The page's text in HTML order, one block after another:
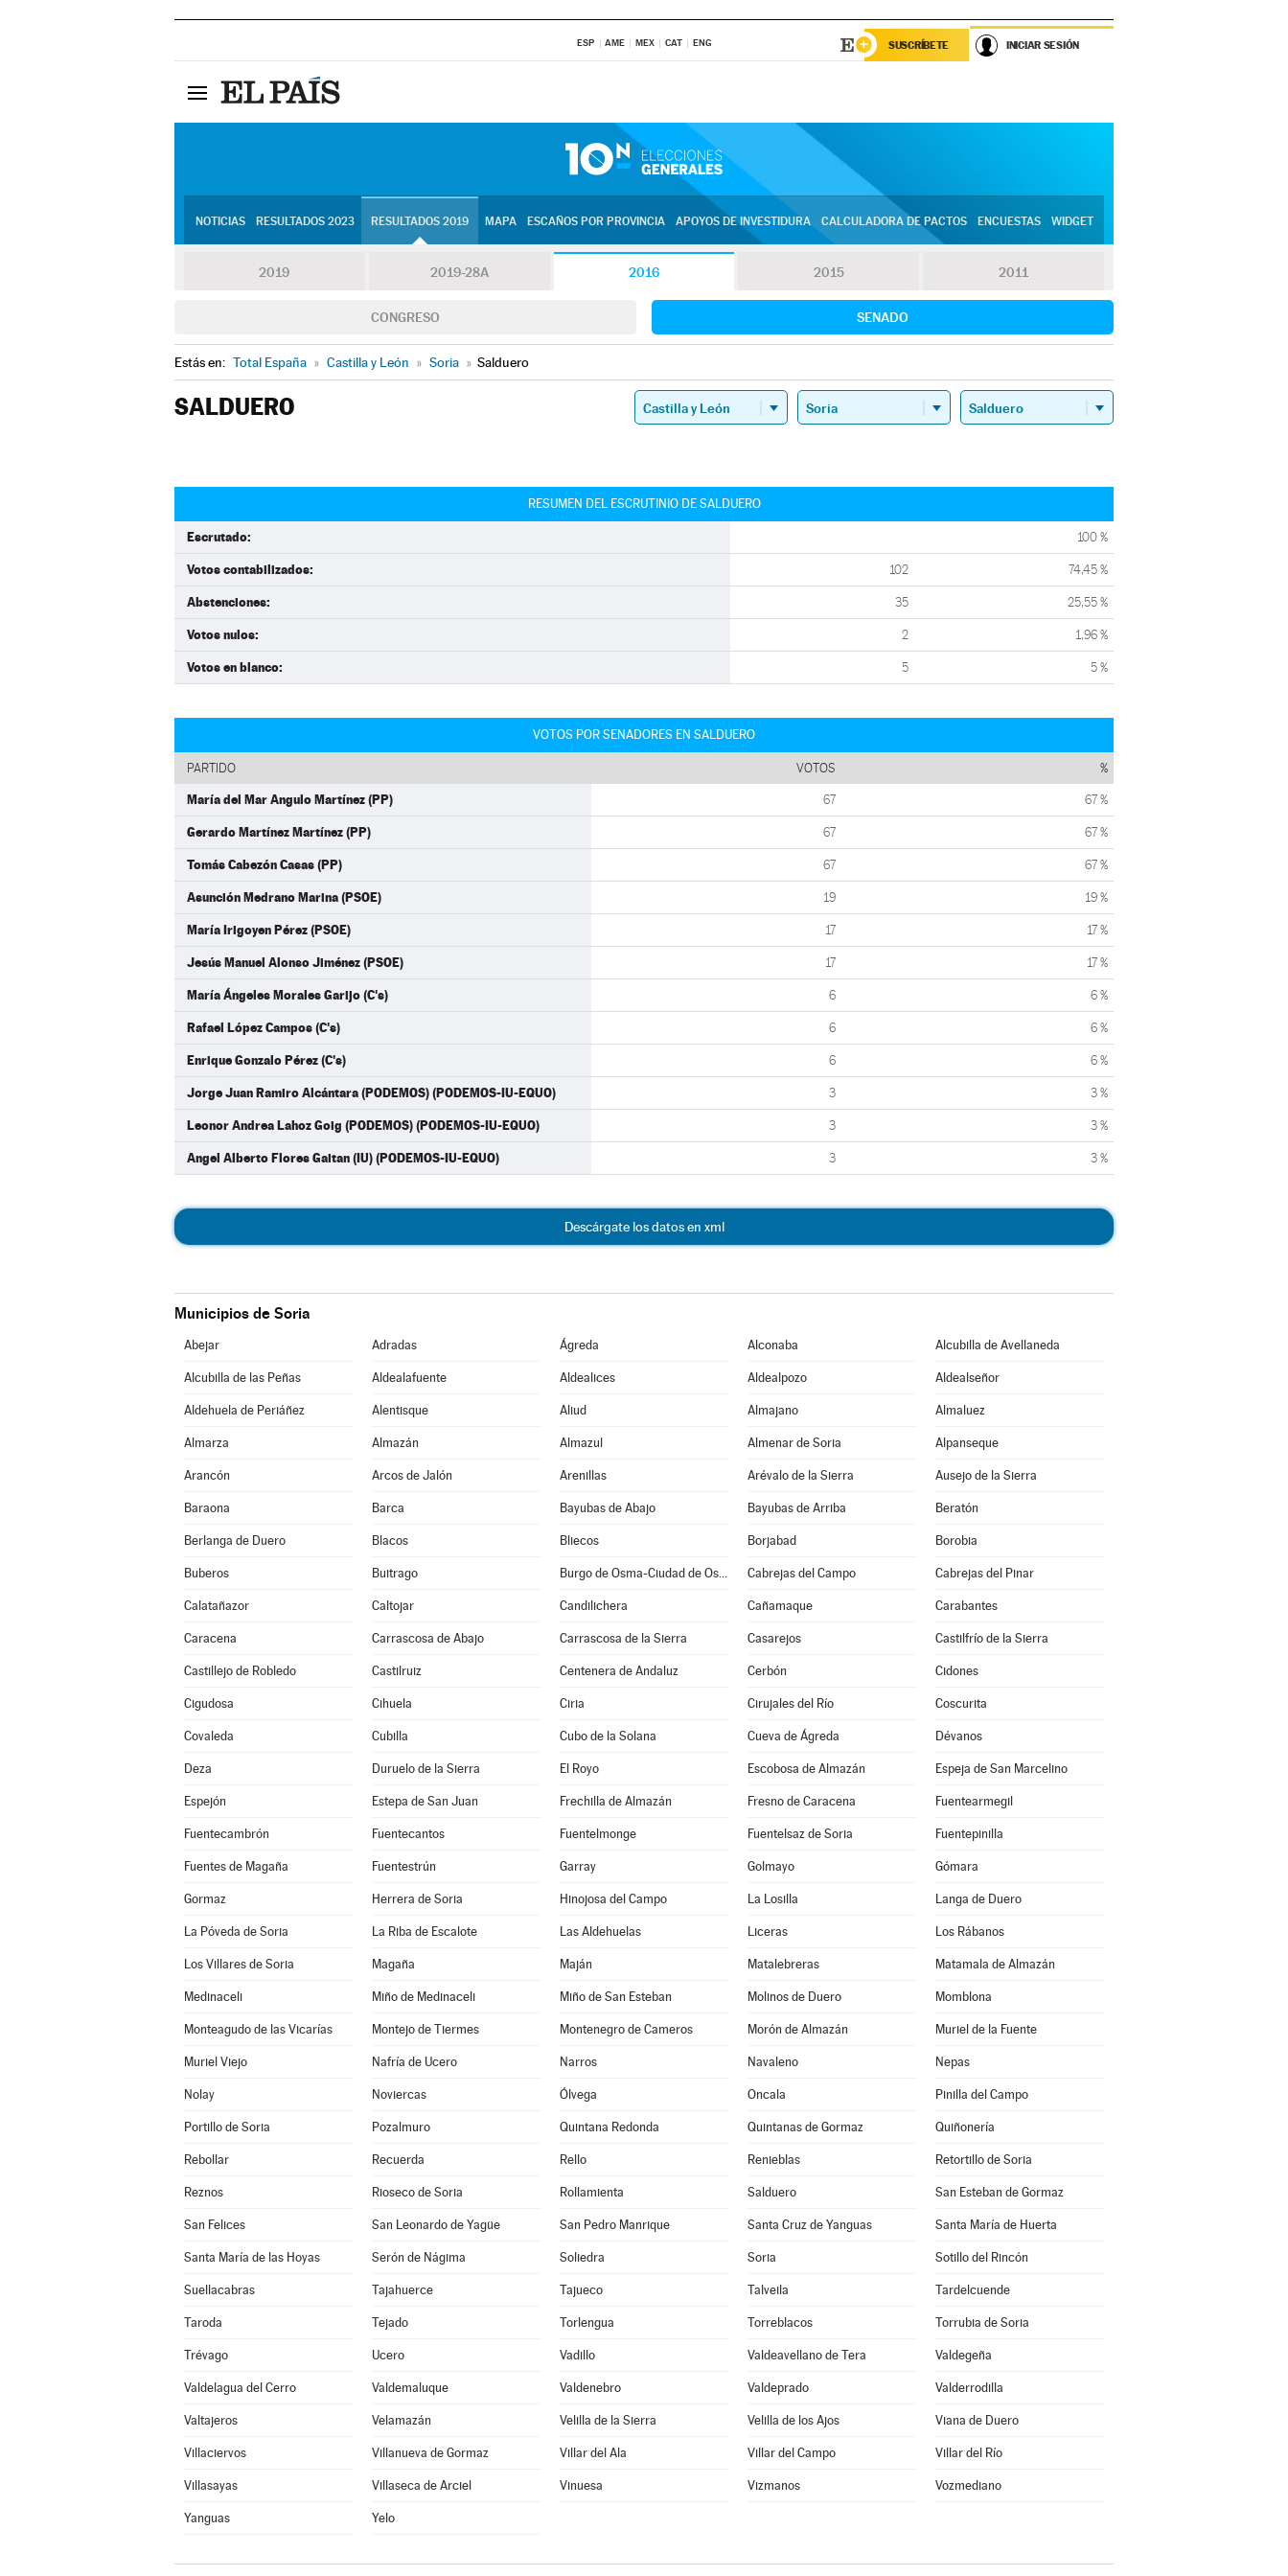
ESP AME MEX CAT ENG SUSCRÍBETE INICIAR SESIÓN
NOTICIAS RESULTADOS 2023 RESULTADOS 2019 MAPA ESCAÑOS POR PROVINCIA APOYOS DE INVESTIDURA CALCULADORA DE PACTOS ENCUESTAS WIDGET
2019 2019-28A 2016 2015 2011
CONGRESO SENADO
Estás en: Total España » Castilla y León » Soria » Salduero
SALDUERO
RESUMEN DEL ESCRUTINIO DE SALDUERO
Escrutado: 100 %
Votos contabilizados: 102 74,45 %
Abstenciones: 35 25,55 %
Votos nulos: 2 1,96 %
Votos en blanco: 5 5 %
VOTOS POR SENADORES EN SALDUERO
PARTIDO VOTOS %
María del Mar Angulo Martínez (PP) 67 67 %
Gerardo Martínez Martínez (PP) 67 67 %
Tomás Cabezón Casas (PP) 67 67 %
Asunción Medrano Marina (PSOE) 19 19 %
María Irigoyen Pérez (PSOE) 17 17 %
Jesús Manuel Alonso Jiménez (PSOE) 17 17 %
María Ángeles Morales Garijo (C's) 6 6 %
Rafael López Campos (C's) 6 6 %
Enrique Gonzalo Pérez (C's) 6 6 %
Jorge Juan Ramiro Alcántara (PODEMOS) (PODEMOS-IU-EQUO) 3 3 %
Leonor Andrea Lahoz Goig (PODEMOS) (PODEMOS-IU-EQUO) 3 3 %
Angel Alberto Flores Gaitan (IU) (PODEMOS-IU-EQUO) 3 3 %
Descárgate los datos en xml
Municipios de Soria
Abejar Adradas Ágreda Alconaba Alcubilla de Avellaneda
Alcubilla de las Peñas Aldealafuente Aldealices Aldealpozo Aldealseñor
Aldehuela de Periáñez Alentisque Aliud Almajano Almaluez
Almarza Almazán Almazul Almenar de Soria Alpanseque
Arancón Arcos de Jalón Arenillas Arévalo de la Sierra Ausejo de la Sierra
Baraona Barca Bayubas de Abajo Bayubas de Arriba Beratón
Berlanga de Duero Blacos Bliecos Borjabad Borobia
Buberos Buitrago Burgo de Osma-Ciudad de Osma Cabrejas del Campo Cabrejas del Pinar
Calatañazor Caltojar Candilichera Cañamaque Carabantes
Caracena Carrascosa de Abajo Carrascosa de la Sierra Casarejos Castilfrío de la Sierra
Castillejo de Robledo Castilruiz Centenera de Andaluz Cerbón Cidones
Cigudosa Cihuela Ciria Cirujales del Río Coscurita
Covaleda Cubilla Cubo de la Solana Cueva de Ágreda Dévanos
Deza Duruelo de la Sierra El Royo Escobosa de Almazán Espeja de San Marcelino
Espejón Estepa de San Juan Frechilla de Almazán Fresno de Caracena Fuentearmegil
Fuentecambrón Fuentecantos Fuentelmonge Fuentelsaz de Soria Fuentepinilla
Fuentes de Magaña Fuentestrún Garray Golmayo Gómara
Gormaz Herrera de Soria Hinojosa del Campo La Losilla Langa de Duero
La Póveda de Soria La Riba de Escalote Las Aldehuelas Liceras Los Rábanos
Los Villares de Soria Magaña Maján Matalebreras Matamala de Almazán
Medinaceli Miño de Medinaceli Miño de San Esteban Molinos de Duero Momblona
Monteagudo de las Vicarías Montejo de Tiermes Montenegro de Cameros Morón de Almazán Muriel de la Fuente
Muriel Viejo Nafría de Ucero Narros Navaleno Nepas
Nolay Noviercas Ólvega Oncala Pinilla del Campo
Portillo de Soria Pozalmuro Quintana Redonda Quintanas de Gormaz Quiñonería
Rebollar Recuerda Rello Renieblas Retortillo de Soria
Reznos Rioseco de Soria Rollamienta Salduero San Esteban de Gormaz
San Felices San Leonardo de Yagüe San Pedro Manrique Santa Cruz de Yanguas Santa María de Huerta
Santa María de las Hoyas Serón de Nágima Soliedra Soria Sotillo del Rincón
Suellacabras Tajahuerce Tajueco Talveila Tardelcuende
Taroda Tejado Torlengua Torreblacos Torrubia de Soria
Trévago Ucero Vadillo Valdeavellano de Tera Valdegeña
Valdelagua del Cerro Valdemaluque Valdenebro Valdeprado Valderrodilla
Valtajeros Velamazán Velilla de la Sierra Velilla de los Ajos Viana de Duero
Villaciervos Villanueva de Gormaz Villar del Ala Villar del Campo Villar del Río
Villasayas Villaseca de Arciel Vinuesa Vizmanos Vozmediano
Yanguas Yelo